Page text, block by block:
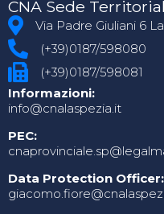
CNA Sede
Via Padre Giuliani 6
(+39)0187/598080
(+39)0187/598081
Informazioni:
info@cnalaspezia.it
PEC:
Data Protection Officer: